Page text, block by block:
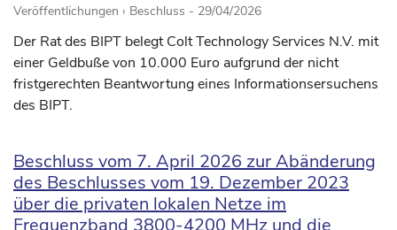
Veröffentlichungen › Beschluss - 29/04/2026
Der Rat des BIPT belegt Colt Technology Services N.V. mit
einer Geldbuße von 10.000 Euro aufgrund der nicht
fristgerechten Beantwortung eines Informationsersuchens
des BIPT.
Beschluss vom 7. April 2026 zur Abänderung
des Beschlusses vom 19. Dezember 2023
über die privaten lokalen Netze im
Frequenzband 3800-4200 MHz und die